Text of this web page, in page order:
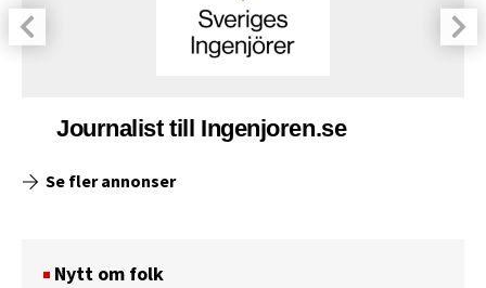
Journalist till Ingenjoren.se
Se fler annonser
Nytt om folk